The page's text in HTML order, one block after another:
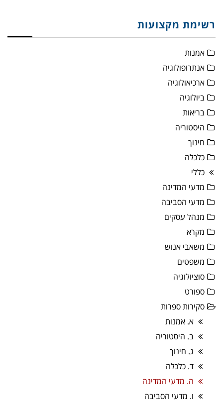
רשימת מקצועות
אמנות
אנתרופולוגיה
ארכיאולוגיה
ביולוגיה
בריאות
היסטוריה
חינוך
כלכלה
כללי
מדעי המדינה
מדעי הסביבה
מנהל עסקים
מקרא
משאבי אנוש
משפטים
סוציולוגיה
ספורט
סקירות ספרות
א. אמנות
ב. היסטוריה
ג. חינוך
ד. כלכלה
ה. מדעי המדינה
ו. מדעי הסביבה